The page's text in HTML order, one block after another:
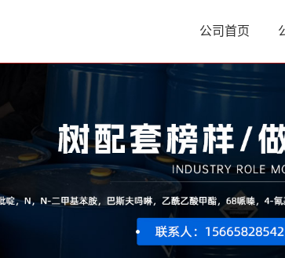
公司首页